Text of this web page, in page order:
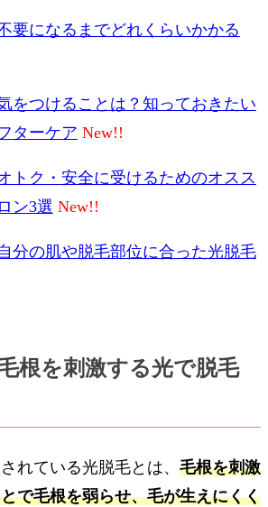
要になるまでどれくらいかかる
をつけることは？知っておきたい
ターケア
トク・安全に受けるためのオスス
ン3選
分の肌や脱毛部位に合った光脱毛
根を刺激する光で脱毛
れている光脱毛とは、 毛根を刺激
で毛根を弱らせ、毛が生えにくく